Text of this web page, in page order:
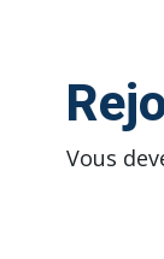
Vous